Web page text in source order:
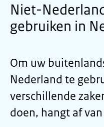
Niet-
gebruiken in
Om uw
Nederland te
verschillende
doen, hangt af